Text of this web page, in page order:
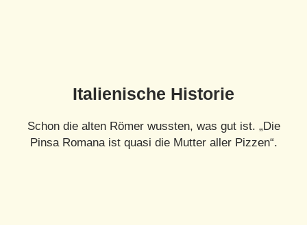
Italienische Historie
Schon die alten Römer wussten, was gut ist. „Die
Pinsa Romana ist quasi die Mutter aller Pizzen“.